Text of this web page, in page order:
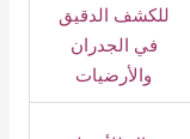
للكشف الدقيق
في الجدران
والأرضيات